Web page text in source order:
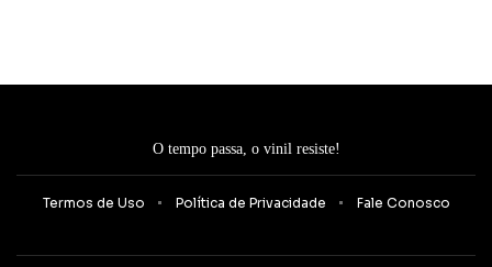
O tempo passa, o vinil resiste!
Termos de Uso Política de Privacidade Fale Conosco